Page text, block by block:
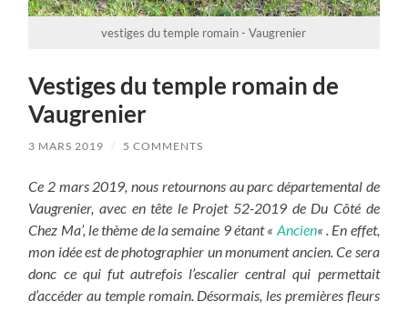
vestiges du temple romain - Vaugrenier
Vestiges du temple romain de
Vaugrenier
3 MARS 2019 / 5 COMMENTS
Ce 2 mars 2019, nous retournons au parc départemental de
Vaugrenier, avec en tête le Projet 52-2019 de Du Côté de
Chez Ma’, le thème de la semaine 9 étant « Ancien« . En effet,
mon idée est de photographier un monument ancien. Ce sera
donc ce qui fut autrefois l’escalier central qui permettait
d’accéder au temple romain. Désormais, les premières fleurs